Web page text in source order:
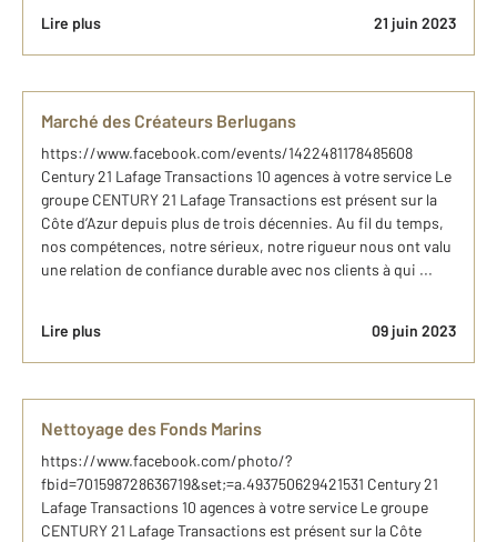
Lire plus 21 juin 2023
Marché des Créateurs Berlugans
https://www.facebook.com/events/1422481178485608
Century 21 Lafage Transactions 10 agences à votre service Le
groupe CENTURY 21 Lafage Transactions est présent sur la
Côte d’Azur depuis plus de trois décennies. Au fil du temps,
nos compétences, notre sérieux, notre rigueur nous ont valu
une relation de confiance durable avec nos clients à qui ...
Lire plus 09 juin 2023
Nettoyage des Fonds Marins
https://www.facebook.com/photo/?
fbid=701598728636719&set;=a.493750629421531 Century 21
Lafage Transactions 10 agences à votre service Le groupe
CENTURY 21 Lafage Transactions est présent sur la Côte